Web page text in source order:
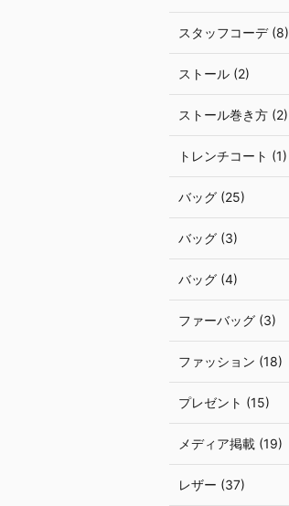
スタッフコーデ (8)
ストール (2)
ストール巻き方 (2)
トレンチコート (1)
バッグ (25)
バッグ (3)
バッグ (4)
ファーバッグ (3)
ファッション (18)
プレゼント (15)
メディア掲載 (19)
レザー (37)